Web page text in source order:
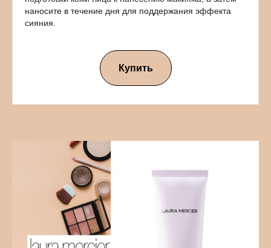
наносите в течение дня для поддержания эффекта
сияния.
Купить